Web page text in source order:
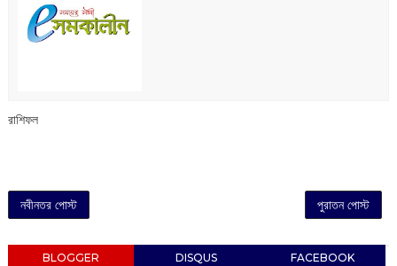
রাশিফল
নবীনতর পোস্ট পুরাতন পোস্ট
BLOGGER DISQUS FACEBOOK